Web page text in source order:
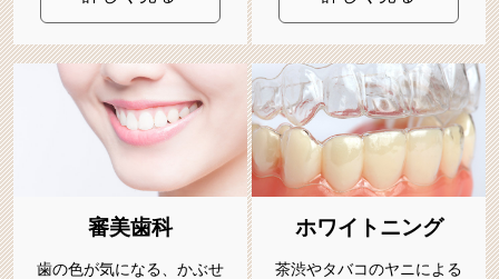
審美歯科
歯の色が気になる、かぶせ
ホワイトニング
茶渋やタバコのヤニによる